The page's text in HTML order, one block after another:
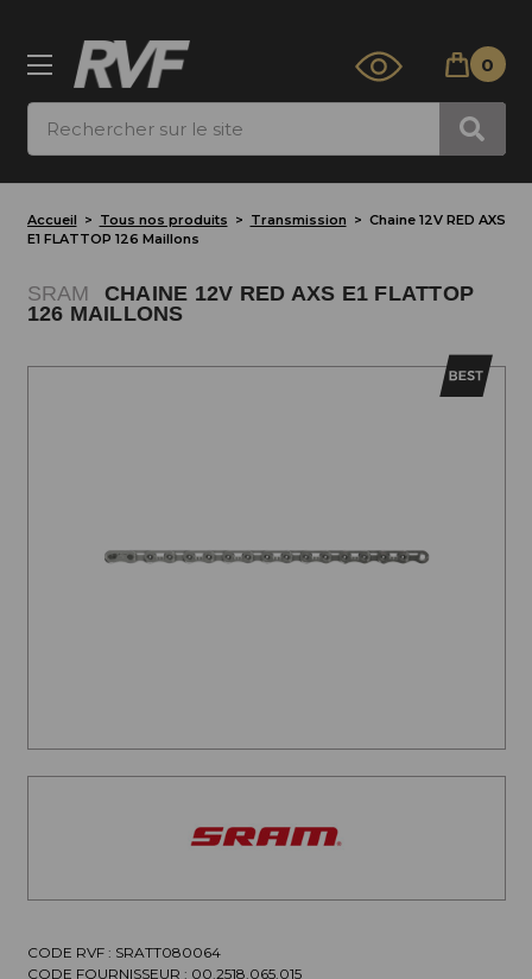
0
Accueil Tous nos produits Transmission
Chaine 12V RED AXS
E1 FLATTOP 126 Maillons
SRAM
CHAINE 12V RED AXS E1 FLATTOP
126 MAILLONS
CODE RVF : SRATT080064
CODE FOURNISSEUR : 00.2518.065.015